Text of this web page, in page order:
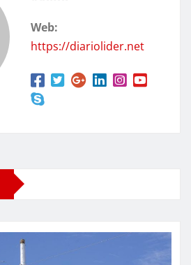
Web:
https://diariolider.net